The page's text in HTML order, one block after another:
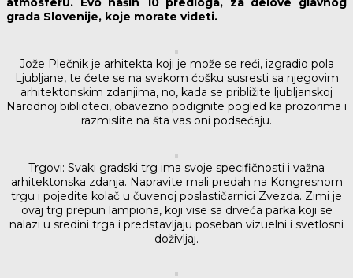
grada Slovenije, koje morate videti.
Jože Plečnik je arhitekta koji je može se reći, izgradio pola
Ljubljane, te ćete se na svakom ćošku susresti sa njegovim
arhitektonskim zdanjima, no, kada se približite ljubljanskoj
Narodnoj biblioteci, obavezno podignite pogled ka prozorima i
razmislite na šta vas oni podsećaju.
Trgovi: Svaki gradski trg ima svoje specifičnosti i važna
arhitektonska zdanja. Napravite mali predah na Kongresnom
trgu i pojedite kolač u čuvenoj poslastičarnici Zvezda. Zimi je
ovaj trg prepun lampiona, koji vise sa drveća parka koji se
nalazi u sredini trga i predstavljaju poseban vizuelni i svetlosni
doživljaj.